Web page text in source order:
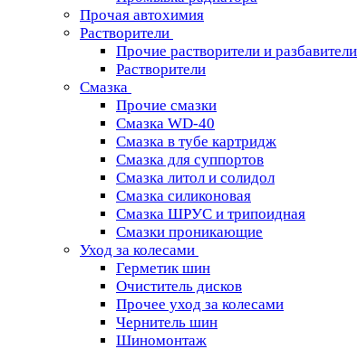
Прочая автохимия
Растворители
Прочие растворители и разбавители
Растворители
Смазка
Прочие смазки
Смазка WD-40
Смазка в тубе картридж
Смазка для суппортов
Смазка литол и солидол
Смазка силиконовая
Смазка ШРУС и трипоидная
Смазки проникающие
Уход за колесами
Герметик шин
Очиститель дисков
Прочее уход за колесами
Чернитель шин
Шиномонтаж